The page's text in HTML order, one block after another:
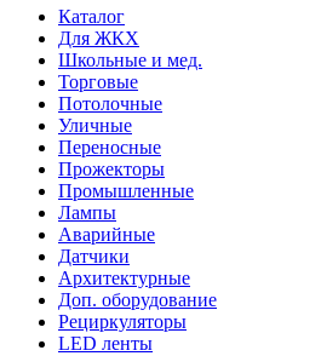
Каталог
Для ЖКХ
Школьные и мед.
Торговые
Потолочные
Уличные
Переносные
Прожекторы
Промышленные
Лампы
Аварийные
Датчики
Архитектурные
Доп. оборудование
Рециркуляторы
LED ленты